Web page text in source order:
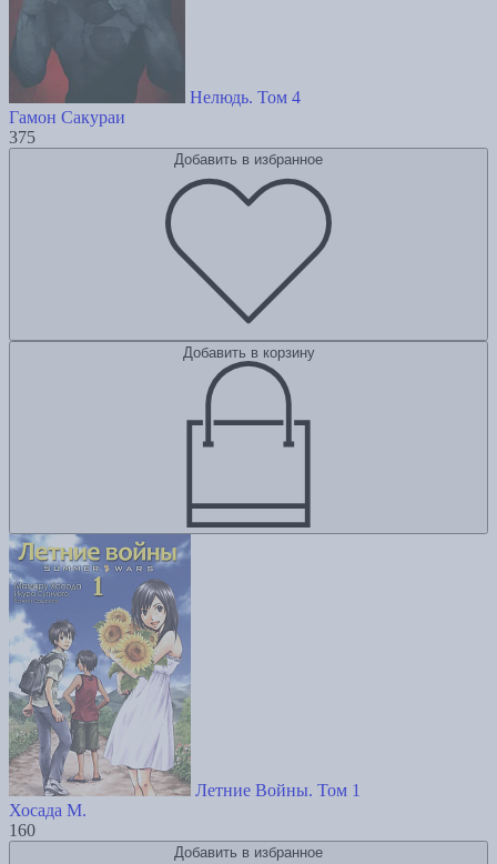
Нелюдь. Том 4
Гамон Сакураи
375
Добавить в избранное
Добавить в корзину
Летние Войны. Том 1
Хосада М.
160
Добавить в избранное